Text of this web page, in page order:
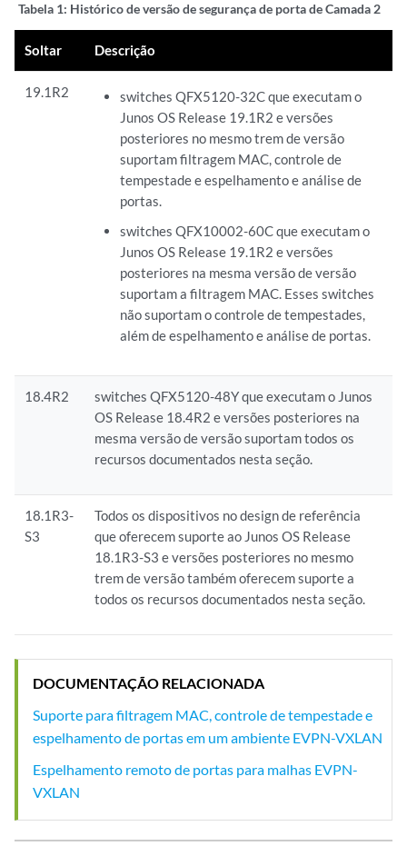
Tabela 1: Históricode versão de segurança de porta de Camada 2
Soltar Descrição
19.1R2
switches QFX5120-32C que executam o
Junos OS Release 19.1R2 e versões
posteriores no mesmo trem de versão
suportam filtragem MAC, controle de
tempestade e espelhamento e análise de
portas.
switches QFX10002-60C que executam o
Junos OS Release 19.1R2 e versões
posteriores na mesma versão de versão
suportam a filtragem MAC. Esses switches
não suportam o controle de tempestades,
além de espelhamento e análise de portas.
18.4R2
switches QFX5120-48Y que executam o Junos
OS Release 18.4R2 e versões posteriores na
mesma versão de versão suportam todos os
recursos documentados nesta seção.
18.1R3-
S3
Todos os dispositivos no design de referência
que oferecem suporte ao Junos OS Release
18.1R3-S3 e versões posteriores no mesmo
trem de versão também oferecem suporte a
todos os recursos documentados nesta seção.
DOCUMENTAÇÃO RELACIONADA
Suporte para filtragem MAC, controle de tempestade e
espelhamento de portas em um ambiente EVPN-VXLAN
Espelhamento remoto de portas para malhas EVPN-
VXLAN